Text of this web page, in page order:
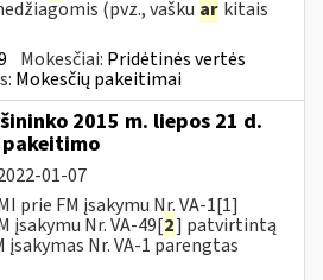
(pvz., vašku ar kitais
Mokesčiai: Pridėtinės vertės
Mokesčių pakeitimai
2015 m. liepos 21 d.
pakeitimo
01-07
prie FM įsakymu Nr. VA-1[1]
įsakymu Nr. VA-49[2] patvirtintą
įsakymas Nr. VA-1 parengtas